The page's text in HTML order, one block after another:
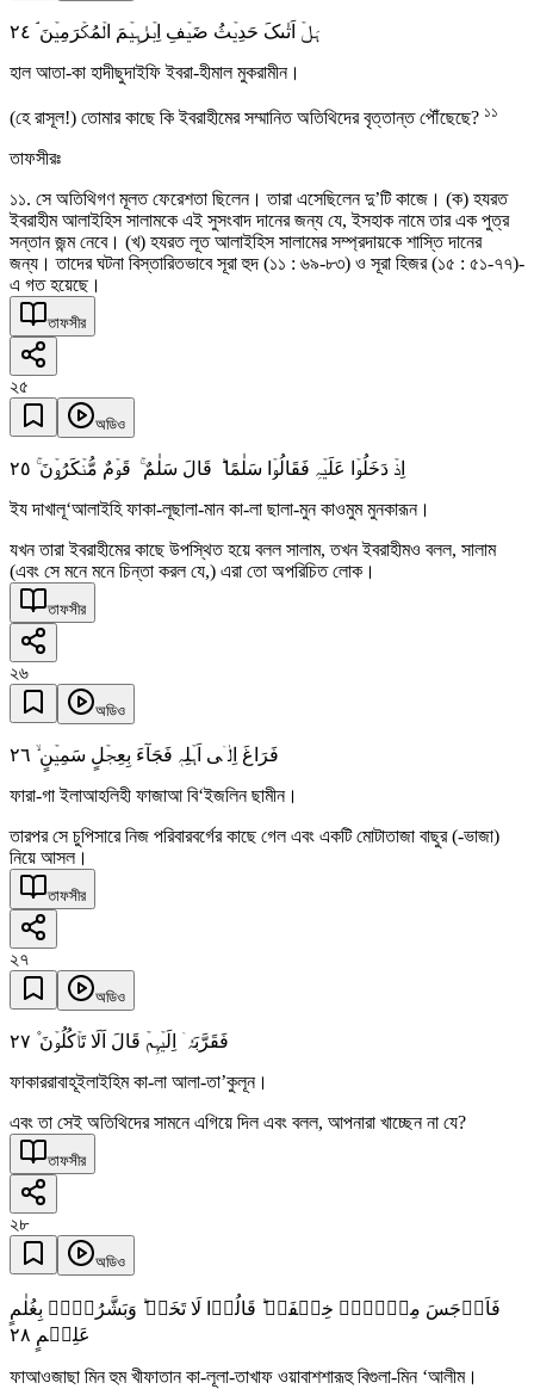
ہَلۡ اَتٰىکَ حَدِیۡثُ ضَیۡفِ اِبۡرٰہِیۡمَ الۡمُکۡرَمِیۡنَ ۘ ٢٤
হাল আতা-কা হাদীছুদাইফি ইবরা-হীমাল মুকরামীন।
(হে রাসূল!) তোমার কাছে কি ইবরাহীমের সম্মানিত অতিথিদের বৃত্তান্ত পৌঁছেছে? ১১
তাফসীরঃ
১১. সে অতিথিগণ মূলত ফেরেশতা ছিলেন। তারা এসেছিলেন দু’টি কাজে। (ক) হযরত
ইবরাহীম আলাইহিস সালামকে এই সুসংবাদ দানের জন্য যে, ইসহাক নামে তার এক পুত্র
সন্তান জন্ম নেবে। (খ) হযরত লূত আলাইহিস সালামের সম্প্রদায়কে শাস্তি দানের
জন্য। তাদের ঘটনা বিস্তারিতভাবে সূরা হুদ (১১ : ৬৯-৮৩) ও সূরা হিজর (১৫ : ৫১-৭৭)-
এ গত হয়েছে।
তাফসীর
২৫
অডিও
اِذۡ دَخَلُوۡا عَلَیۡہِ فَقَالُوۡا سَلٰمًا ؕ قَالَ سَلٰمٌ ۚ قَوۡمٌ مُّنۡکَرُوۡنَ ۚ ٢٥
ইয দাখালূ‘আলাইহি ফাকা-লূছালা-মান কা-লা ছালা-মুন কাওমুম মুনকারূন।
যখন তারা ইবরাহীমের কাছে উপস্থিত হয়ে বলল সালাম, তখন ইবরাহীমও বলল, সালাম
(এবং সে মনে মনে চিন্তা করল যে,) এরা তো অপরিচিত লোক।
তাফসীর
২৬
অডিও
فَرَاغَ اِلٰۤی اَہۡلِہٖ فَجَآءَ بِعِجۡلٍ سَمِیۡنٍ ۙ ٢٦
ফারা-গা ইলাআহলিহী ফাজাআ বি‘ইজলিন ছামীন।
তারপর সে চুপিসারে নিজ পরিবারবর্গের কাছে গেল এবং একটি মোটাতাজা বাছুর (-ভাজা)
নিয়ে আসল।
তাফসীর
২৭
অডিও
فَقَرَّبَہٗۤ اِلَیۡہِمۡ قَالَ اَلَا تَاۡکُلُوۡنَ ۫ ٢٧
ফাকাররাবাহূইলাইহিম কা-লা আলা-তা’কুলূন।
এবং তা সেই অতিথিদের সামনে এগিয়ে দিল এবং বলল, আপনারা খাচ্ছেন না যে?
তাফসীর
২৮
অডিও
فَاَوۡجَسَ مِنۡہُمۡ خِیۡفَۃً ؕ قَالُوۡا لَا تَخَفۡ ؕ وَبَشَّرُوۡہُ بِغُلٰمٍ
عَلِیۡمٍ ٢٨
ফাআওজাছা মিন হুম খীফাতান কা-লূলা-তাখাফ ওয়াবাশশারূহু বিগুলা-মিন ‘আলীম।